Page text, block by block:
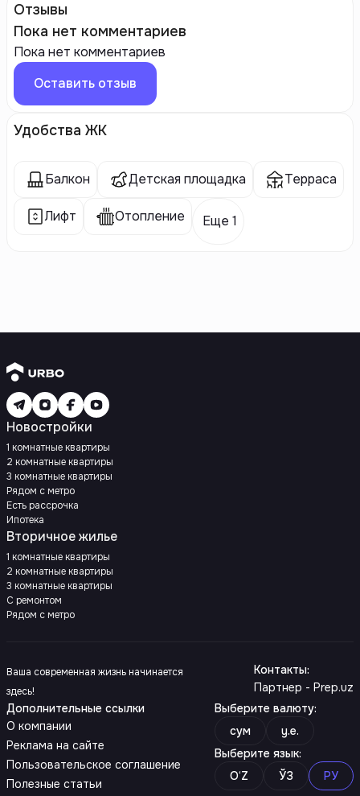
Отзывы
Пока нет комментариев
Пока нет комментариев
Оставить отзыв
Удобства ЖК
Балкон Детская площадка Терраса
Лифт Отопление Еще 1
Новостройки
1 комнатные квартиры
2 комнатные квартиры
3 комнатные квартиры
Рядом с метро
Есть рассрочка
Ипотека
Вторичное жилье
1 комнатные квартиры
2 комнатные квартиры
3 комнатные квартиры
С ремонтом
Рядом с метро
Ваша современная жизнь начинается
здесь!
Контакты:
Партнер - Prep.uz
Дополнительные ссылки
О компании
Реклама на сайте
Пользовательское соглашение
Полезные статьи
Выберите валюту:
сум
y.e.
Выберите язык:
O‘Z
ЎЗ РУ